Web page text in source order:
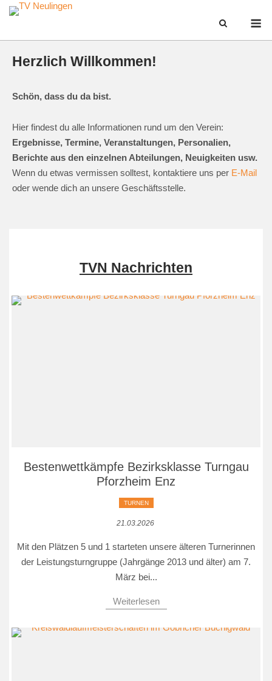
Skip
Herzlich Willkommen!
Schön, dass du da bist.
Hier findest du alle Informationen rund um den Verein:
Ergebnisse, Termine, Veranstaltungen, Personalien,
Berichte aus den einzelnen Abteilungen, Neuigkeiten usw.
Wenn du etwas vermissen solltest, kontaktiere uns per E-Mail
oder wende dich an unsere Geschäftsstelle.
TVN Nachrichten
Bestenwettkämpfe Bezirksklasse Turngau
Pforzheim Enz
TURNEN
21.03.2026
Mit den Plätzen 5 und 1 starteten unsere älteren Turnerinnen
der Leistungsturngruppe (Jahrgänge 2013 und älter) am 7.
März bei...
Weiterlesen